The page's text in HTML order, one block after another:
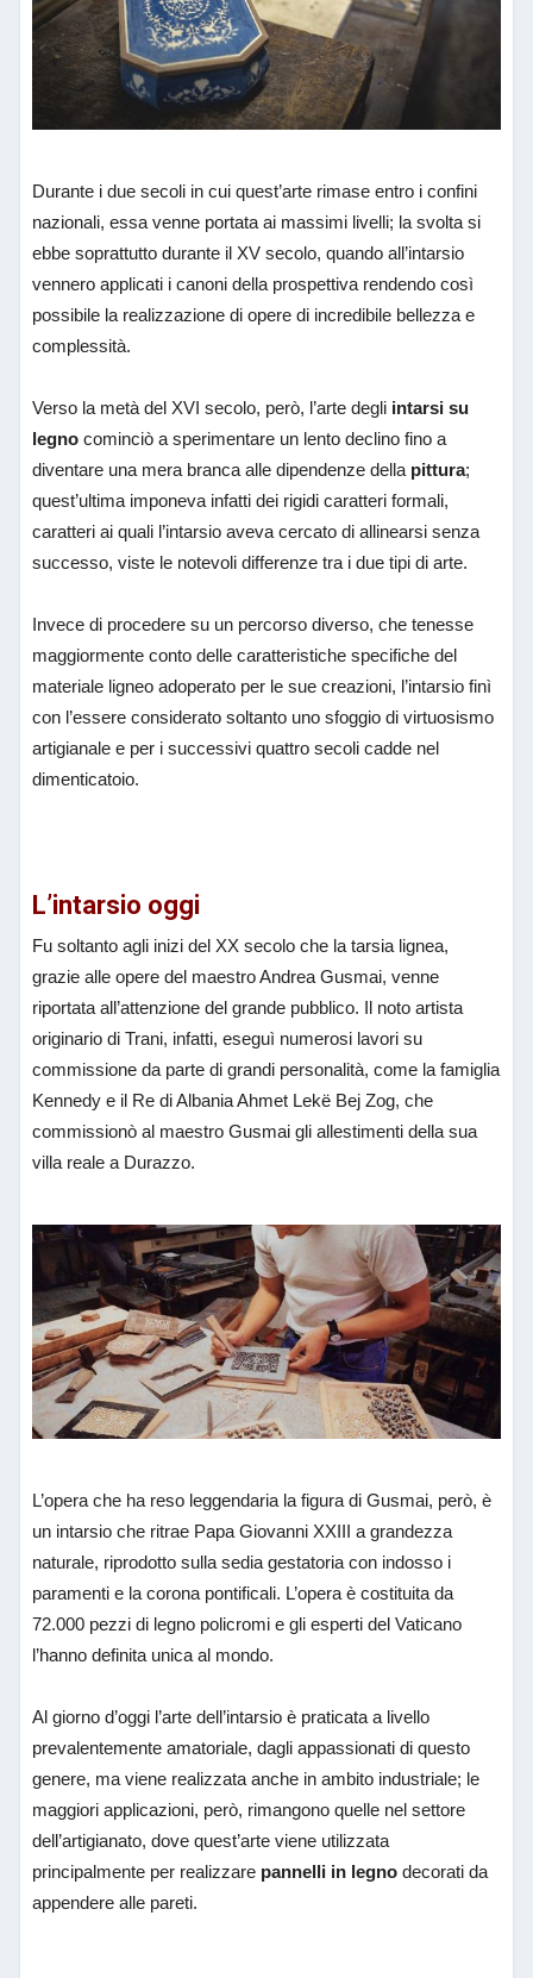
Durante i due secoli in cui quest’arte rimase entro i confini
nazionali, essa venne portata ai massimi livelli; la svolta si
ebbe soprattutto durante il XV secolo, quando all’intarsio
vennero applicati i canoni della prospettiva rendendo così
possibile la realizzazione di opere di incredibile bellezza e
complessità.
Verso la metà del XVI secolo, però, l’arte degli intarsi su
legno cominciò a sperimentare un lento declino fino a
diventare una mera branca alle dipendenze della pittura;
quest’ultima imponeva infatti dei rigidi caratteri formali,
caratteri ai quali l’intarsio aveva cercato di allinearsi senza
successo, viste le notevoli differenze tra i due tipi di arte.
Invece di procedere su un percorso diverso, che tenesse
maggiormente conto delle caratteristiche specifiche del
materiale ligneo adoperato per le sue creazioni, l’intarsio finì
con l’essere considerato soltanto uno sfoggio di virtuosismo
artigianale e per i successivi quattro secoli cadde nel
dimenticatoio.
L’intarsio oggi
Fu soltanto agli inizi del XX secolo che la tarsia lignea,
grazie alle opere del maestro Andrea Gusmai, venne
riportata all’attenzione del grande pubblico. Il noto artista
originario di Trani, infatti, eseguì numerosi lavori su
commissione da parte di grandi personalità, come la famiglia
Kennedy e il Re di Albania Ahmet Lekë Bej Zog, che
commissionò al maestro Gusmai gli allestimenti della sua
villa reale a Durazzo.
L’opera che ha reso leggendaria la figura di Gusmai, però, è
un intarsio che ritrae Papa Giovanni XXIII a grandezza
naturale, riprodotto sulla sedia gestatoria con indosso i
paramenti e la corona pontificali. L’opera è costituita da
72.000 pezzi di legno policromi e gli esperti del Vaticano
l’hanno definita unica al mondo.
Al giorno d’oggi l’arte dell’intarsio è praticata a livello
prevalentemente amatoriale, dagli appassionati di questo
genere, ma viene realizzata anche in ambito industriale; le
maggiori applicazioni, però, rimangono quelle nel settore
dell’artigianato, dove quest’arte viene utilizzata
principalmente per realizzare pannelli in legno decorati da
appendere alle pareti.